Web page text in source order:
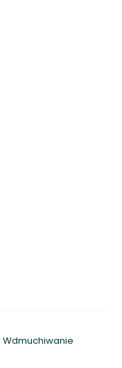
Wdmuchiwanie